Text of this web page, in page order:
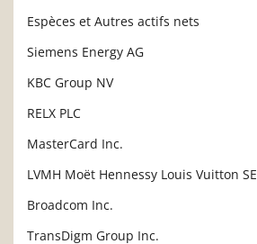
Espèces et Autres actifs nets
Siemens Energy AG
KBC Group NV
RELX PLC
MasterCard Inc.
LVMH Moët Hennessy Louis Vuitton SE
Broadcom Inc.
TransDigm Group Inc.